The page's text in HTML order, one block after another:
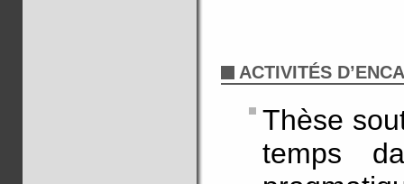
ACTIVITÉS
Thèse
temps